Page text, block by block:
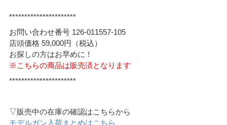
**********************
お問い合わせ番号 126-011557-105
店頭価格 59,000円（税込）
お探しの方はお早めに！
※こちらの商品は販売済となります
**********************
▽販売中の在庫の確認はこちらから
モデルガン入荷まとめはこちら